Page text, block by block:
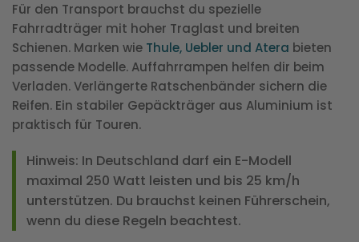
Für den Transport brauchst du spezielle
Fahrradträger mit hoher Traglast und breiten
Schienen. Marken wie Thule, Uebler und Atera bieten
passende Modelle. Auffahrrampen helfen dir beim
Verladen. Verlängerte Ratschenbänder sichern die
Reifen. Ein stabiler Gepäckträger aus Aluminium ist
praktisch für Touren.
Hinweis: In Deutschland darf ein E-Modell
maximal 250 Watt leisten und bis 25 km/h
unterstützen. Du brauchst keinen Führerschein,
wenn du diese Regeln beachtest.